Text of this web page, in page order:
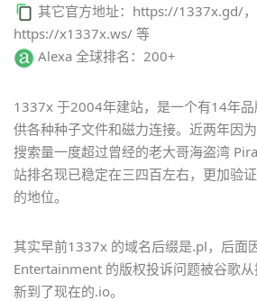
其它官方地址：https://1337x.gd/
https://x1337x.ws/ 等
Alexa 全球排名：200+
1337x 于2004年建站，是一个有14年
供各种种子文件和磁力连接。近两年因为
搜索量一度超过曾经的老大哥海盗湾
站排名现已稳定在三四百左右，更加验
的地位。
其实早前1337x 的域名后缀是.pl，后面
Entertainment 的版权投诉问题被谷歌
新到了现在的.io。